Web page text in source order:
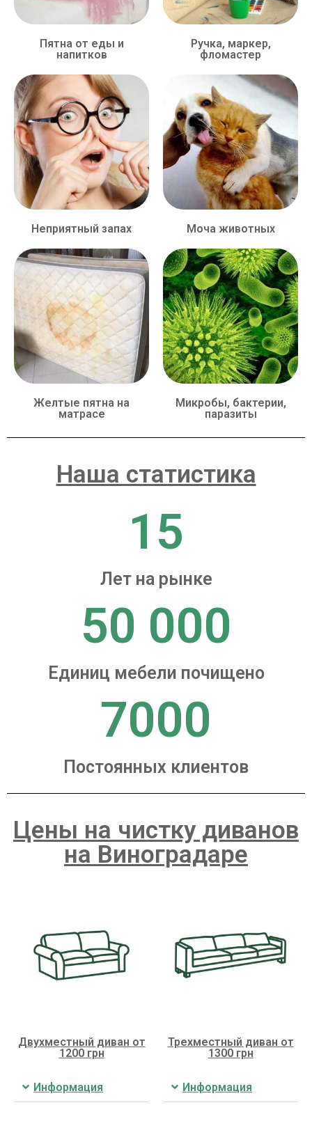
Пятна от еды и
напитков
Ручка, маркер,
фломастер
Неприятный запах Моча животных
Желтые пятна на
матрасе
Микробы, бактерии,
паразиты
Наша статистика
15
Лет на рынке
50 000
Единиц мебели почищено
7000
Постоянных клиентов
Цены на чистку диванов
на Виноградаре
Двухместный диван от
1200 грн
Информация
Трехместный диван от
1300 грн
Информация